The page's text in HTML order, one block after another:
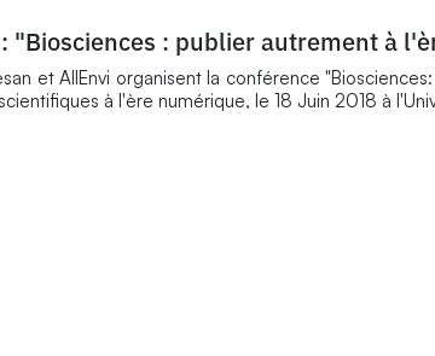
"Biosciences : publier autrement à
et AllEnvi organisent la conférence
à l'ère numérique, le 18 Juin 2018 à